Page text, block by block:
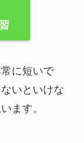
に短いで
いといけな
ます。